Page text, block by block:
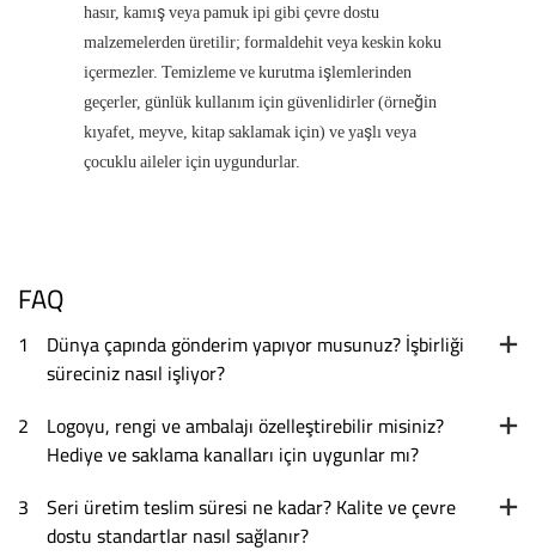
hasır, kamış veya pamuk ipi gibi çevre dostu
malzemelerden üretilir; formaldehit veya keskin koku
içermezler. Temizleme ve kurutma işlemlerinden
geçerler, günlük kullanım için güvenlidirler (örneğin
kıyafet, meyve, kitap saklamak için) ve yaşlı veya
çocuklu aileler için uygundurlar.
FAQ
1 Dünya çapında gönderim yapıyor musunuz? İşbirliği
süreciniz nasıl işliyor?
2 Logoyu, rengi ve ambalajı özelleştirebilir misiniz?
Hediye ve saklama kanalları için uygunlar mı?
3 Seri üretim teslim süresi ne kadar? Kalite ve çevre
dostu standartlar nasıl sağlanır?